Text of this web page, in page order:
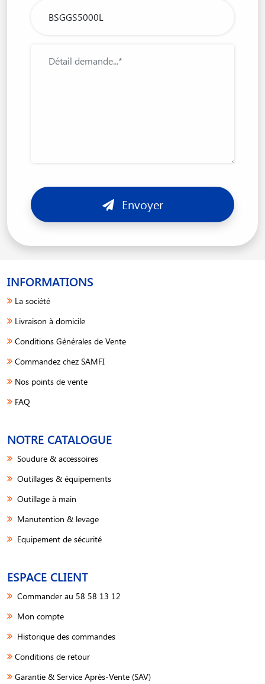
Envoyer
INFORMATIONS
La société
Livraison à domicile
Conditions Générales de Vente
Commandez chez SAMFI
Nos points de vente
FAQ
NOTRE CATALOGUE
Soudure & accessoires
Outillages & équipements
Outillage à main
Manutention & levage
Equipement de sécurité
ESPACE CLIENT
Commander au 58 58 13 12
Mon compte
Historique des commandes
Conditions de retour
Garantie & Service Après-Vente (SAV)